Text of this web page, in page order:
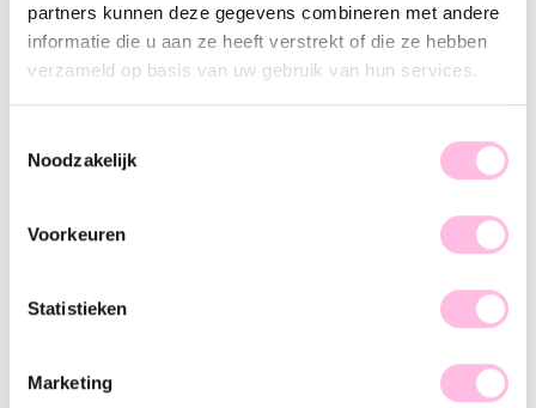
partners kunnen deze gegevens combineren met andere
informatie die u aan ze heeft verstrekt of die ze hebben
verzameld op basis van uw gebruik van hun services.
Noodzakelijk
Voorkeuren
Statistieken
Marketing
Kralen armband met hartjes en mini pareltje
€ 18.95
HOT
€ 19.95
€ 9.95
2 zoetwaterpareltjes - zilver